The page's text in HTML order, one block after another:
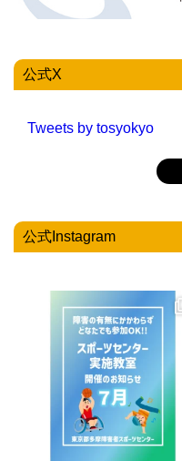
公式X
Tweets by tosyokyo
公式Instagram